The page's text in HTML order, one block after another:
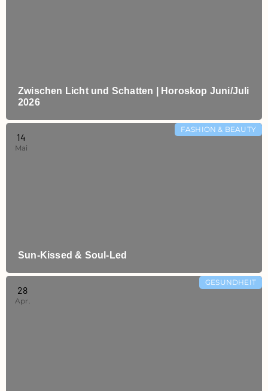
Zwischen Licht und Schatten | Horoskop Juni/Juli
2026
Sun-Kissed & Soul-Led
FASHION & BEAUTY
14
Mai
GESUNDHEIT
28
Apr.